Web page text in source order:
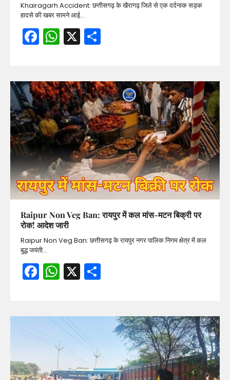
Khairagarh Accident: छत्तीसगढ़ के खैरागढ़ जिले से एक दर्दनाक सड़क
हादसे की खबर सामने आई…
Facebook
WhatsApp
X
Raipur Non Veg Ban: रायपुर में कल मांस-मटन बिक्री पर
रोक! आदेश जारी
Raipur Non Veg Ban: छत्तीसगढ़ के रायपुर नगर पालिक निगम क्षेत्र में कल
बुद्ध जयंती…
Facebook
WhatsApp
X